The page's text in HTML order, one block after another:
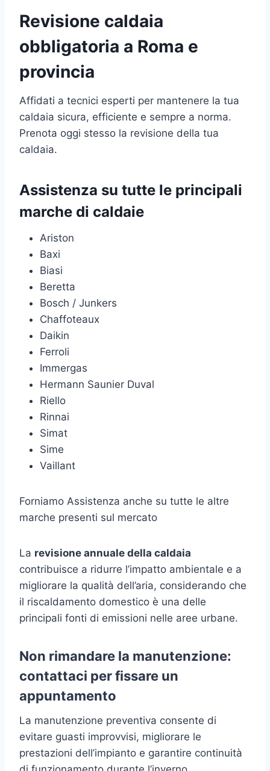
Revisione caldaia
obbligatoria a Roma e
provincia
Affidati a tecnici esperti per mantenere la tua
caldaia sicura, efficiente e sempre a norma.
Prenota oggi stesso la revisione della tua
caldaia.
Assistenza su tutte le principali
marche di caldaie
Ariston
Baxi
Biasi
Beretta
Bosch / Junkers
Chaffoteaux
Daikin
Ferroli
Immergas
Hermann Saunier Duval
Riello
Rinnai
Simat
Sime
Vaillant
Forniamo Assistenza anche su tutte le altre
marche presenti sul mercato
La revisione annuale della caldaia
contribuisce a ridurre l’impatto ambientale e a
migliorare la qualità dell’aria, considerando che
il riscaldamento domestico è una delle
principali fonti di emissioni nelle aree urbane.
Non rimandare la manutenzione:
contattaci per fissare un
appuntamento
La manutenzione preventiva consente di
evitare guasti improvvisi, migliorare le
prestazioni dell’impianto e garantire continuità